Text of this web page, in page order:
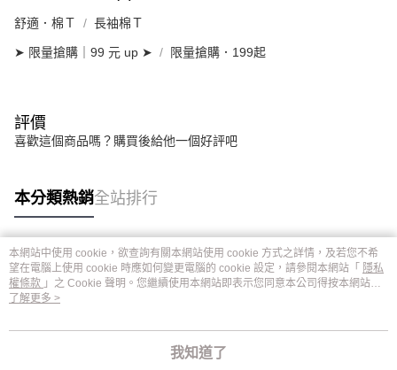
舒適．棉Ｔ 長袖棉Ｔ
➤ 限量搶購｜99 元 up ➤ 限量搶購．199起
評價
喜歡這個商品嗎？購買後給他一個好評吧
本分類熱銷全站排行
熱門標籤
本網站中使用 cookie，欲查詢有關本網站使用 cookie 方式之詳情，及若您不希
望在電腦上使用 cookie 時應如何變更電腦的 cookie 設定，請參閱本網站「 隱私
權條款 」之 Cookie 聲明。您繼續使用本網站即表示您同意本公司得按本網站使
用條款之 Cookie 聲明使用 cookie。
了解更多 >
我知道了